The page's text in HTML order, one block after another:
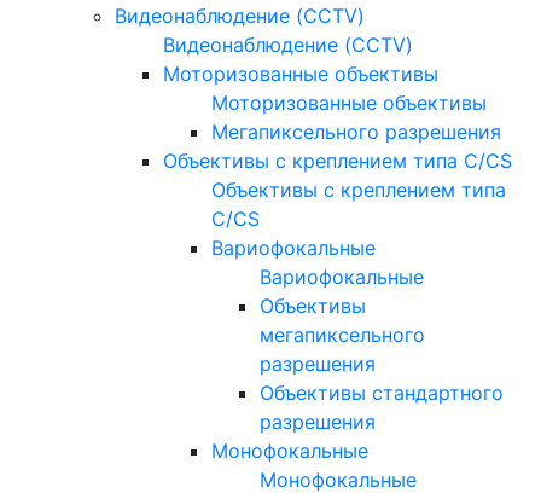
Видеонаблюдение (CCTV)
Видеонаблюдение (CCTV)
Моторизованные объективы
Моторизованные объективы
Мегапиксельного разрешения
Объективы с креплением типа C/CS
Объективы с креплением типа
C/CS
Вариофокальные
Вариофокальные
Объективы
мегапиксельного
разрешения
Объективы стандартного
разрешения
Монофокальные
Монофокальные